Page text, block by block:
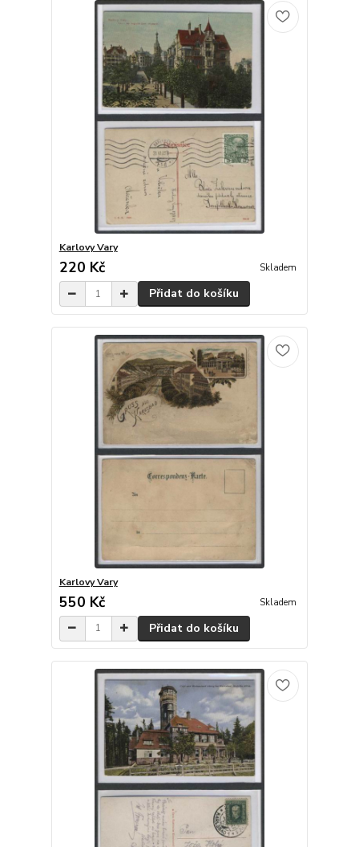
Karlovy Vary
220 Kč Skladem
Přidat do košíku
Karlovy Vary
550 Kč Skladem
Přidat do košíku